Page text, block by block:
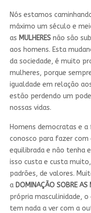
Nós estamos
máximo um século e
as MULHERES não são
aos homens. Esta
da sociedade, é muito
mulheres, porque
igualdade em relação
estão perdendo um
nossas vidas.
Homens democratas e
conosco para fazer com
equilibrada e não tenha
isso custa e custa
padrões, de valores.
a DOMINAÇÃO SOBRE AS
própria masculinidade, o
tem nada a ver com a